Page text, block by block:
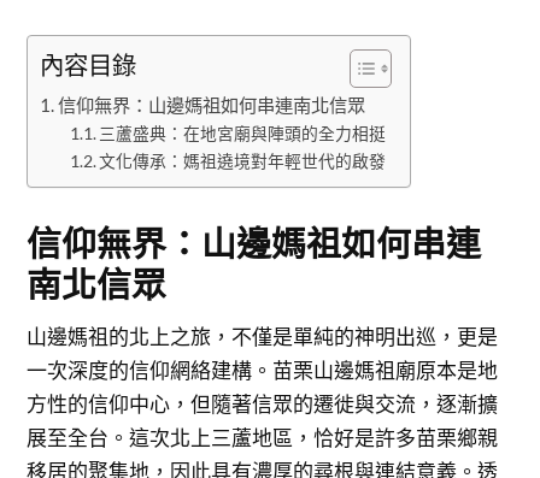
內容目錄
信仰無界：山邊媽祖如何串連南北信眾
三蘆盛典：在地宮廟與陣頭的全力相挺
文化傳承：媽祖遶境對年輕世代的啟發
信仰無界：山邊媽祖如何串連
南北信眾
山邊媽祖的北上之旅，不僅是單純的神明出巡，更是
一次深度的信仰網絡建構。苗栗山邊媽祖廟原本是地
方性的信仰中心，但隨著信眾的遷徙與交流，逐漸擴
展至全台。這次北上三蘆地區，恰好是許多苗栗鄉親
移居的聚集地，因此具有濃厚的尋根與連結意義。透